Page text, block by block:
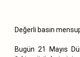
Değerli basın
Bugün 21 Mayıs